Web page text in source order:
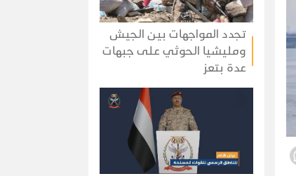
تجدد المواجهات بين الجيش
ومليشيا الحوثي على جبهات
عدة بتعز